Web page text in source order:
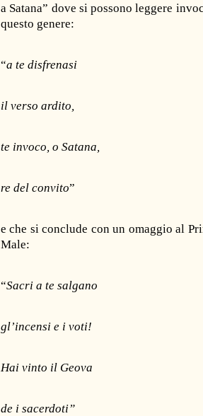
a Satana” dove si possono leggere
questo genere:
“a te disfrenasi
il verso ardito,
te invoco, o Satana,
re del convito”
e che si conclude con un omaggio al
Male:
“Sacri a te salgano
gl’incensi e i voti!
Hai vinto il Geova
de i sacerdoti”